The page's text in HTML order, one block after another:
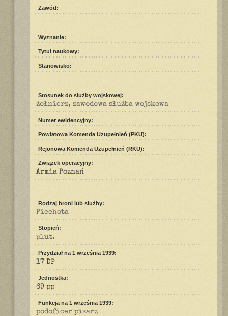
Zawód:
Wyznanie:
Tytuł naukowy:
Stanowisko:
Stosunek do służby wojskowej:
żołnierz, zawodowa służba wojskowa
Numer ewidencyjny:
Powiatowa Komenda Uzupełnień (PKU):
Rejonowa Komenda Uzupełnień (RKU):
Związek operacyjny:
Armia Poznań
Rodzaj broni lub służby:
Piechota
Stopień:
plut.
Przydział na 1 września 1939:
17 DP
Jednostka:
69 pp
Funkcja na 1 września 1939:
podoficer pisarz